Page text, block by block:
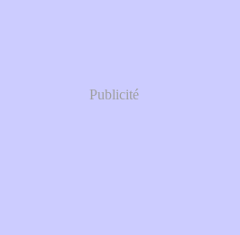
Publicité